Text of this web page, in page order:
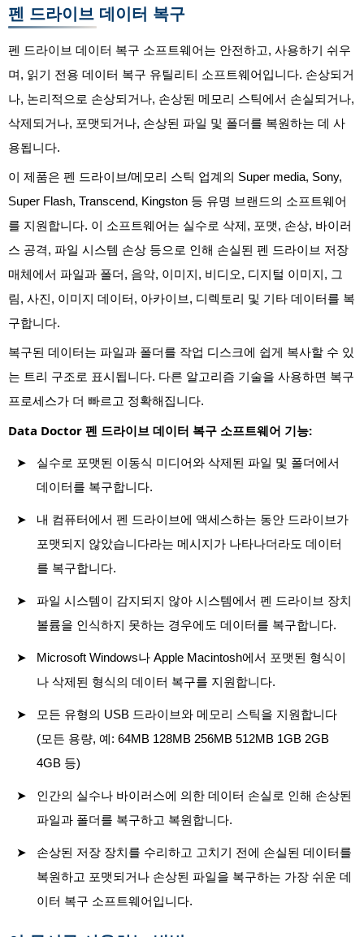
펜 드라이브 데이터 복구
펜 드라이브 데이터 복구 소프트웨어는 안전하고, 사용하기 쉬우
며, 읽기 전용 데이터 복구 유틸리티 소프트웨어입니다. 손상되거
나, 논리적으로 손상되거나, 손상된 메모리 스틱에서 손실되거나,
삭제되거나, 포맷되거나, 손상된 파일 및 폴더를 복원하는 데 사
용됩니다.
이 제품은 펜 드라이브/메모리 스틱 업계의 Super media, Sony,
Super Flash, Transcend, Kingston 등 유명 브랜드의 소프트웨어
를 지원합니다. 이 소프트웨어는 실수로 삭제, 포맷, 손상, 바이러
스 공격, 파일 시스템 손상 등으로 인해 손실된 펜 드라이브 저장
매체에서 파일과 폴더, 음악, 이미지, 비디오, 디지털 이미지, 그
림, 사진, 이미지 데이터, 아카이브, 디렉토리 및 기타 데이터를 복
구합니다.
복구된 데이터는 파일과 폴더를 작업 디스크에 쉽게 복사할 수 있
는 트리 구조로 표시됩니다. 다른 알고리즘 기술을 사용하면 복구
프로세스가 더 빠르고 정확해집니다.
Data Doctor 펜 드라이브 데이터 복구 소프트웨어 기능:
실수로 포맷된 이동식 미디어와 삭제된 파일 및 폴더에서
데이터를 복구합니다.
내 컴퓨터에서 펜 드라이브에 액세스하는 동안 드라이브가
포맷되지 않았습니다라는 메시지가 나타나더라도 데이터
를 복구합니다.
파일 시스템이 감지되지 않아 시스템에서 펜 드라이브 장치
볼륨을 인식하지 못하는 경우에도 데이터를 복구합니다.
Microsoft Windows나 Apple Macintosh에서 포맷된 형식이
나 삭제된 형식의 데이터 복구를 지원합니다.
모든 유형의 USB 드라이브와 메모리 스틱을 지원합니다
(모든 용량, 예: 64MB 128MB 256MB 512MB 1GB 2GB
4GB 등)
인간의 실수나 바이러스에 의한 데이터 손실로 인해 손상된
파일과 폴더를 복구하고 복원합니다.
손상된 저장 장치를 수리하고 고치기 전에 손실된 데이터를
복원하고 포맷되거나 손상된 파일을 복구하는 가장 쉬운 데
이터 복구 소프트웨어입니다.